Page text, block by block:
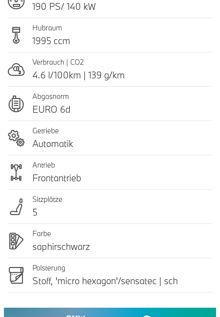
190 PS/ 140 kW
Hubraum
1995 ccm
Verbrauch | CO2
4.6 l/100km | 139 g/km
Abgasnorm
EURO 6d
Getriebe
Automatik
Antrieb
Frontantrieb
Sitzplätze
5
Farbe
saphirschwarz
Polsterung
Stoff, 'micro hexagon'/sensatec | sch